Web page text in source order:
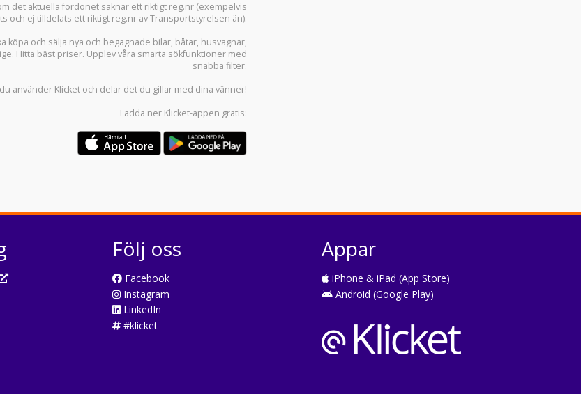
det aktuella fordonet saknar ett riktigt reg.nr (exempelvis
och ej tilldelats ett riktigt reg.nr av Transportstyrelsen än).
köpa och sälja nya och begagnade bilar, båtar, husvagnar,
Hitta bäst priser. Upplev våra smarta sökfunktioner med
snabba filter.
använder Klicket och delar det du gillar med dina vänner!
Ladda ner Klicket-appen gratis:
Följ oss
Facebook
Instagram
LinkedIn
#klicket
Appar
iPhone & iPad (App Store)
Android (Google Play)